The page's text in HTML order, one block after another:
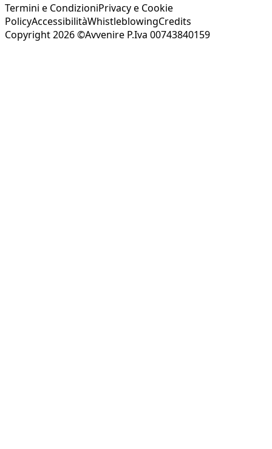
Termini e CondizioniPrivacy e Cookie
PolicyAccessibilitàWhistleblowingCredits
Copyright 2026 ©Avvenire P.Iva 00743840159